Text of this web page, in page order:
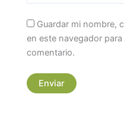
Guardar mi nombre,
en este navegador
comentario.